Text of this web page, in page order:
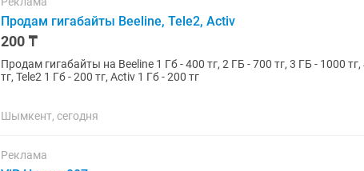
Продам гигабайты Beeline, Tele2, Activ
200 ₸
Продам гигабайты на Beeline 1 Гб - 400 тг, 2 ГБ - 700 тг, 3 ГБ - 1000 тг, 4 ГБ - 1300 тг, 5 ГБ - 1600
тг, Tele2 1 Гб - 200 тг, Activ 1 Гб - 200 тг
Шымкент, сегодня
Реклама